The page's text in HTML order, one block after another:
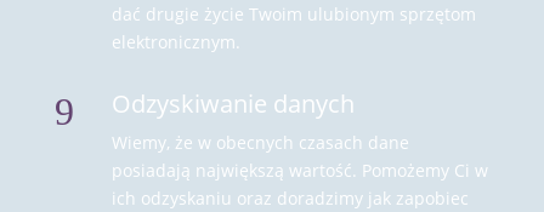
dać drugie życie Twoim ulubionym sprzętom
elektronicznym.
9 Odzyskiwanie danych
Wiemy, że w obecnych czasach dane
posiadają największą wartość. Pomożemy Ci w
ich odzyskaniu oraz doradzimy jak zapobiec